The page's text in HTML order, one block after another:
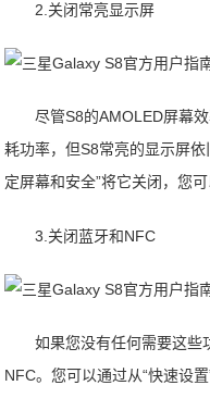
2.关闭常亮显示屏
尽管S8的AMOLED屏幕
耗功率，但S8常亮的显示屏依
定屏幕和安全”将它关闭，您
3.关闭蓝牙和NFC
如果您没有任何需要这些
NFC。您可以通过从“快速设